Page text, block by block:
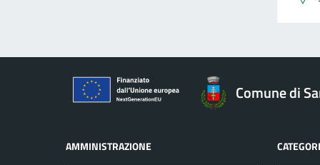
Comune di
AMMINISTRAZIONE